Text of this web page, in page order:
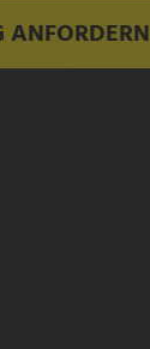
ANFORDERN